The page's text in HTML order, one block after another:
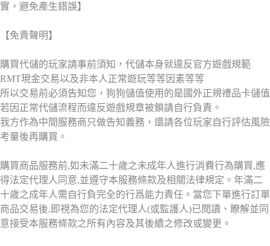
實，避免產生錯誤】
【免責聲明】
購買代儲的玩家請事前須知，代儲本身就違反官方遊戲規範
RMT現金交易以及非本人正常遊玩等等因素等等
所以交易前必須告知您，狗狗儲值使用的是國外正規禮品卡儲值
若因正常代儲流程而違反遊戲規章被鎖請自行負責。
我方作為中間服務商只做告知義務，還請各位玩家自行評估風險
考量後再購買。
購買商品服務前,如未滿二十歲之未成年人進行消費行為購買,應
得法定代理人同意,並遵守本服務條款及相關法律規定。年滿二
十歲之成年人需自行負完全的行爲能力責任。當您下單進行訂單
商品交易後,即視為您的法定代理人(或監護人)已閱讀、瞭解並同
意接受本服務條款之所有內容及其後續之修改或變更。